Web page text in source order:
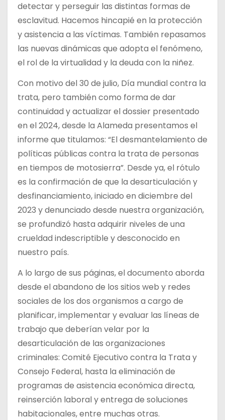
detectar y perseguir las distintas formas de
esclavitud. Hacemos hincapié en la protección
y asistencia a las víctimas. También repasamos
las nuevas dinámicas que adopta el fenómeno,
el rol de la virtualidad y la deuda con la niñez.
Con motivo del 30 de julio, Día mundial contra la
trata, pero también como forma de dar
continuidad y actualizar el dossier presentado
en el 2024, desde la Alameda presentamos el
informe que titulamos: “El desmantelamiento de
políticas públicas contra la trata de personas
en tiempos de motosierra”. Desde ya, el rótulo
es la confirmación de que la desarticulación y
desfinanciamiento, iniciado en diciembre del
2023 y denunciado desde nuestra organización,
se profundizó hasta adquirir niveles de una
crueldad indescriptible y desconocido en
nuestro país.
A lo largo de sus páginas, el documento aborda
desde el abandono de los sitios web y redes
sociales de los dos organismos a cargo de
planificar, implementar y evaluar las líneas de
trabajo que deberían velar por la
desarticulación de las organizaciones
criminales: Comité Ejecutivo contra la Trata y
Consejo Federal, hasta la eliminación de
programas de asistencia económica directa,
reinserción laboral y entrega de soluciones
habitacionales, entre muchas otras.